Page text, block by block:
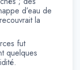
d’eau de
la
fut
quelques